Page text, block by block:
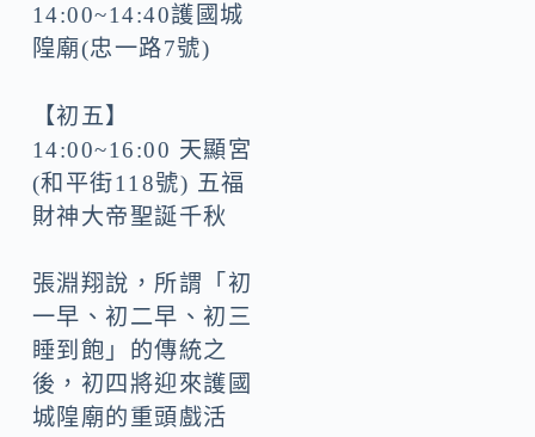
14:00~14:40護國城
隍廟(忠一路7號)
【初五】
14:00~16:00 天顯宮
(和平街118號) 五福
財神大帝聖誕千秋
張淵翔說，所謂「初
一早、初二早、初三
睡到飽」的傳統之
後，初四將迎來護國
城隍廟的重頭戲活